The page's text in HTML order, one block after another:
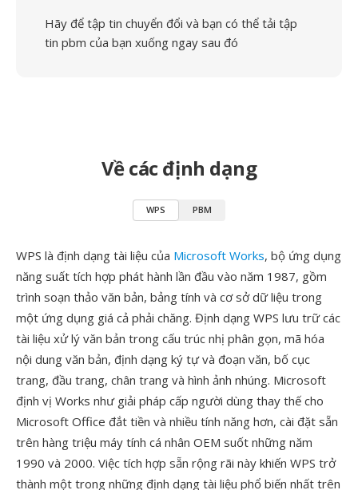
Hãy để tập tin chuyển đổi và bạn có thể tải tập
tin pbm của bạn xuống ngay sau đó
Về các định dạng
WPS PBM
WPS là định dạng tài liệu của Microsoft Works, bộ ứng dụng
năng suất tích hợp phát hành lần đầu vào năm 1987, gồm
trình soạn thảo văn bản, bảng tính và cơ sở dữ liệu trong
một ứng dụng giá cả phải chăng. Định dạng WPS lưu trữ các
tài liệu xử lý văn bản trong cấu trúc nhị phân gọn, mã hóa
nội dung văn bản, định dạng ký tự và đoạn văn, bố cục
trang, đầu trang, chân trang và hình ảnh nhúng. Microsoft
định vị Works như giải pháp cấp người dùng thay thế cho
Microsoft Office đắt tiền và nhiều tính năng hơn, cài đặt sẵn
trên hàng triệu máy tính cá nhân OEM suốt những năm
1990 và 2000. Việc tích hợp sẵn rộng rãi này khiến WPS trở
thành một trong những định dạng tài liệu phổ biến nhất trên